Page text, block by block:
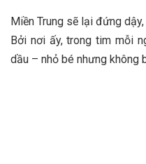
Miền Trung sẽ lại đứng
Bởi nơi ấy, trong tim mỗi
dầu – nhỏ bé nhưng không